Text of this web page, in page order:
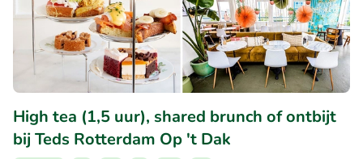
High tea (1,5 uur), shared brunch of ontbijt
bij Teds Rotterdam Op 't Dak